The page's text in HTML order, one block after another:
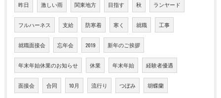
昨日 激しい雨 関東地方 目指す 秋 ランヤード
フルハーネス 支給 防寒着 寒く 就職 工事
就職面接会 忘年会 2019 新年のご挨拶
年末年始休業のお知らせ 休業 年末年始 経験者優遇
面接会 合同 10月 流行り つぼみ 胡蝶蘭